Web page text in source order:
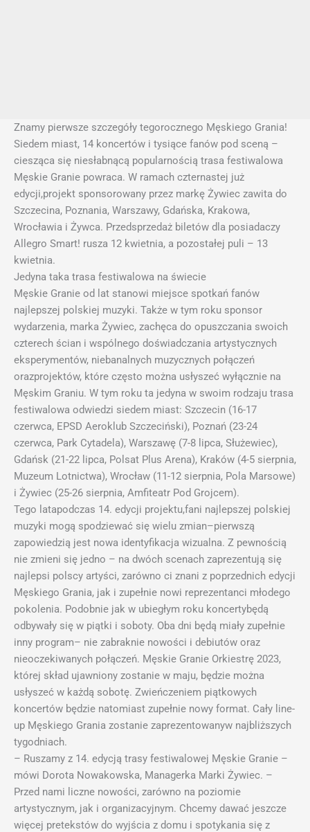
Znamy pierwsze szczegóły tegorocznego Męskiego Grania!
Siedem miast, 14 koncertów i tysiące fanów pod sceną –
ciesząca się niesłabnącą popularnością trasa festiwalowa
Męskie Granie powraca. W ramach czternastej już
edycji,projekt sponsorowany przez markę Żywiec zawita do
Szczecina, Poznania, Warszawy, Gdańska, Krakowa,
Wrocławia i Żywca. Przedsprzedaż biletów dla posiadaczy
Allegro Smart! rusza 12 kwietnia, a pozostałej puli – 13
kwietnia.
Jedyna taka trasa festiwalowa na świecie
Męskie Granie od lat stanowi miejsce spotkań fanów
najlepszej polskiej muzyki. Także w tym roku sponsor
wydarzenia, marka Żywiec, zachęca do opuszczania swoich
czterech ścian i wspólnego doświadczania artystycznych
eksperymentów, niebanalnych muzycznych połączeń
orazprojektów, które często można usłyszeć wyłącznie na
Męskim Graniu. W tym roku ta jedyna w swoim rodzaju trasa
festiwalowa odwiedzi siedem miast: Szczecin (16-17
czerwca, EPSD Aeroklub Szczeciński), Poznań (23-24
czerwca, Park Cytadela), Warszawę (7-8 lipca, Służewiec),
Gdańsk (21-22 lipca, Polsat Plus Arena), Kraków (4-5 sierpnia,
Muzeum Lotnictwa), Wrocław (11-12 sierpnia, Pola Marsowe)
i Żywiec (25-26 sierpnia, Amfiteatr Pod Grojcem).
Tego latapodczas 14. edycji projektu,fani najlepszej polskiej
muzyki mogą spodziewać się wielu zmian–pierwszą
zapowiedzią jest nowa identyfikacja wizualna. Z pewnością
nie zmieni się jedno – na dwóch scenach zaprezentują się
najlepsi polscy artyści, zarówno ci znani z poprzednich edycji
Męskiego Grania, jak i zupełnie nowi reprezentanci młodego
pokolenia. Podobnie jak w ubiegłym roku koncertybędą
odbywały się w piątki i soboty. Oba dni będą miały zupełnie
inny program– nie zabraknie nowości i debiutów oraz
nieoczekiwanych połączeń. Męskie Granie Orkiestrę 2023,
której skład ujawniony zostanie w maju, będzie można
usłyszeć w każdą sobotę. Zwieńczeniem piątkowych
koncertów będzie natomiast zupełnie nowy format. Cały line-
up Męskiego Grania zostanie zaprezentowanyw najbliższych
tygodniach.
– Ruszamy z 14. edycją trasy festiwalowej Męskie Granie –
mówi Dorota Nowakowska, Managerka Marki Żywiec. –
Przed nami liczne nowości, zarówno na poziomie
artystycznym, jak i organizacyjnym. Chcemy dawać jeszcze
więcej pretekstów do wyjścia z domu i spotykania się z